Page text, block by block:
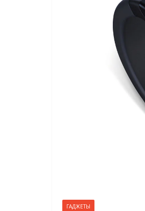
ГАДЖЕТЫ